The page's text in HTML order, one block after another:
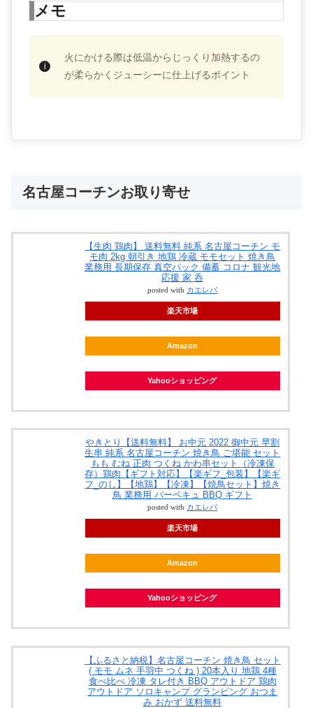
メモ
火にかける際は低温からじっくり加熱するの
が柔らかくジューシーに仕上げるポイント
名古屋コーチンお取り寄せ
【生肉 鶏肉】 送料無料 純系 名古屋コーチン モ
モ肉 2kg 朝引き 地鶏 冷蔵 モモセット 焼き鳥
業務用 長期保存 真空パック 備蓄 コロナ 観光地
応援 家 呑
posted with カエレバ
楽天市場
Amazon
Yahooショッピング
やきとり【送料無料】 お中元 2022 御中元 早割
生串 純系 名古屋コーチン 焼き鳥 ご堪能 セット
もも むね 正肉 つくね かわ串セット（冷凍保
存）鶏肉【ギフト対応】【楽ギフ_包装】【楽ギ
フ_のし】【地鶏】【冷凍】【焼鳥セット】焼き
鳥 業務用 バーベキュ BBQ ギフト
posted with カエレバ
楽天市場
Amazon
Yahooショッピング
【ふるさと納税】名古屋コーチン 焼き鳥 セット
( モモ ムネ 手羽中 つくね ) 20本入り 地鶏 4種
食べ比べ 冷凍 タレ付き BBQ アウトドア 鶏肉
アウトドア ソロキャンプ グランピング おつま
み おかず 送料無料